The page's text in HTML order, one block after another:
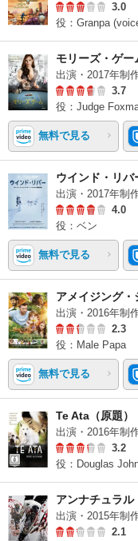
3.0
役：Granpa
モリーズ・ゲー
出演・2017年制
3.7
役：Judge
無料で見る
ウインド・リバ
出演・2017年制
4.0
役：ベン
無料で見る
アメイジング・
出演・2016年制
2.3
役：Male Papa
無料で見る
Te Ata（原題）
出演・2016年制
3.2
役：Douglas
アンナチュラル
出演・2015年制
2.1